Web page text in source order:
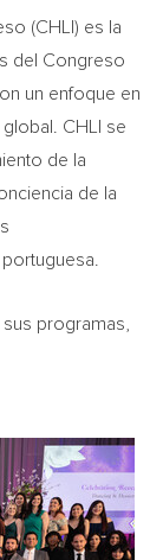
(CHLI) es la
del Congreso
un enfoque en
CHLI se
de la
de la
programas,